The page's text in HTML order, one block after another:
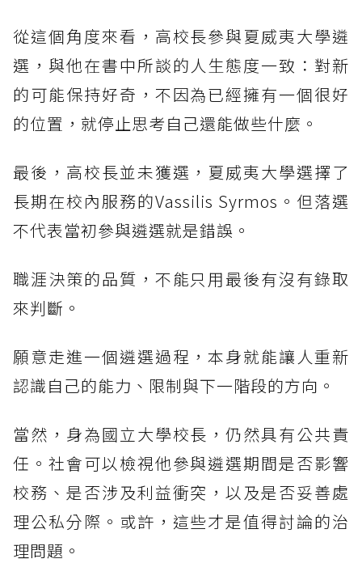
從這個角度來看，高校長參與夏威夷大學遴
選，與他在書中所談的人生態度一致：對新
的可能保持好奇，不因為已經擁有一個很好
的位置，就停止思考自己還能做些什麼。
最後，高校長並未獲選，夏威夷大學選擇了
長期在校內服務的Vassilis Syrmos。但落選
不代表當初參與遴選就是錯誤。
職涯決策的品質，不能只用最後有沒有錄取
來判斷。
願意走進一個遴選過程，本身就能讓人重新
認識自己的能力、限制與下一階段的方向。
當然，身為國立大學校長，仍然具有公共責
任。社會可以檢視他參與遴選期間是否影響
校務、是否涉及利益衝突，以及是否妥善處
理公私分際。或許，這些才是值得討論的治
理問題。